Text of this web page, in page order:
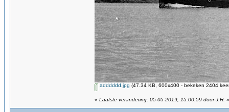
adddddd.jpg (47.34 KB, 600x400 - bekeken 2404
« Laatste verandering: 05-05-2019, 15:00:59 door J.H. »